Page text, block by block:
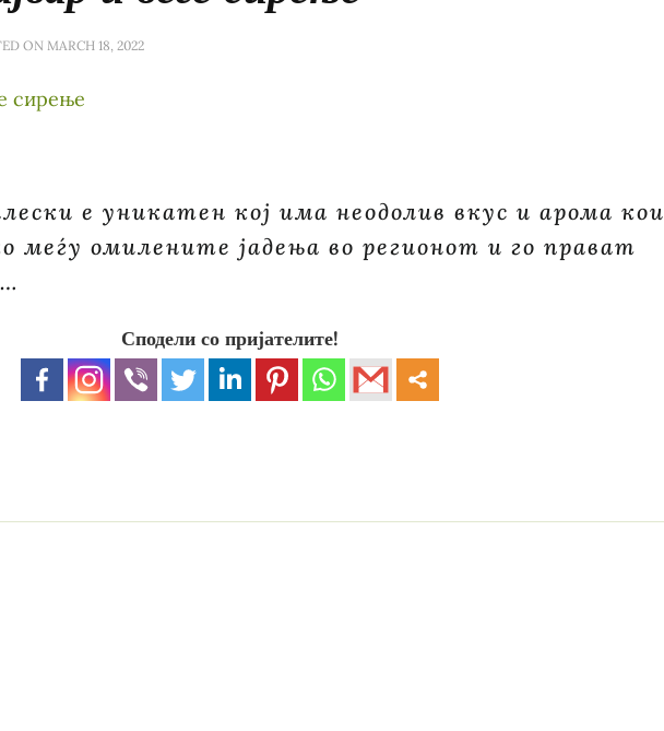
ON MARCH 18, 2022
е уникатен кој има неодолив вкус и арома кои
меѓу омилените јадења во регионот и го прават
Сподели со пријателите!